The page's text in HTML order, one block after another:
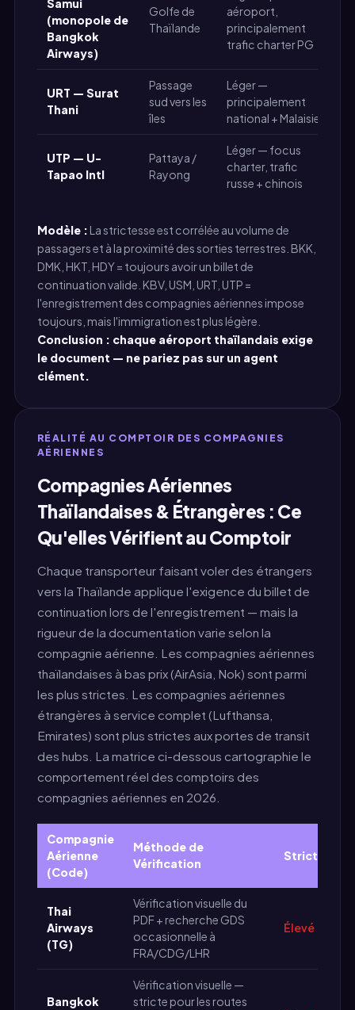
Samui
(monopole de
Bangkok
Airways)
Golfe de
Thaïlande
aéroport,
principalement
trafic charter PG
URT — Surat
Thani
Passage
sud vers les
îles
Léger —
principalement
national + Malaisie
UTP — U-
Tapao Intl
Pattaya /
Rayong
Léger — focus
charter, trafic
russe + chinois
Modèle : La strictesse est corrélée au volume de
passagers et à la proximité des sorties terrestres. BKK,
DMK, HKT, HDY = toujours avoir un billet de
continuation valide. KBV, USM, URT, UTP =
l'enregistrement des compagnies aériennes impose
toujours, mais l'immigration est plus légère.
Conclusion : chaque aéroport thaïlandais exige
le document — ne pariez pas sur un agent
clément.
RÉALITÉ AU COMPTOIR DES COMPAGNIES
AÉRIENNES
Compagnies Aériennes
Thaïlandaises & Étrangères : Ce
Qu'elles Vérifient au Comptoir
Chaque transporteur faisant voler des étrangers
vers la Thaïlande applique l'exigence du billet de
continuation lors de l'enregistrement — mais la
rigueur de la documentation varie selon la
compagnie aérienne. Les compagnies aériennes
thaïlandaises à bas prix (AirAsia, Nok) sont parmi
les plus strictes. Les compagnies aériennes
étrangères à service complet (Lufthansa,
Emirates) sont plus strictes aux portes de transit
des hubs. La matrice ci-dessous cartographie le
comportement réel des comptoirs des
compagnies aériennes en 2026.
Compagnie
Aérienne
(Code)
Méthode de
Vérification
Strictesse
Thai
Airways
(TG)
Vérification visuelle du
PDF + recherche GDS
occasionnelle à
FRA/CDG/LHR
Élevé
Bangkok
Vérification visuelle —
stricte pour les routes